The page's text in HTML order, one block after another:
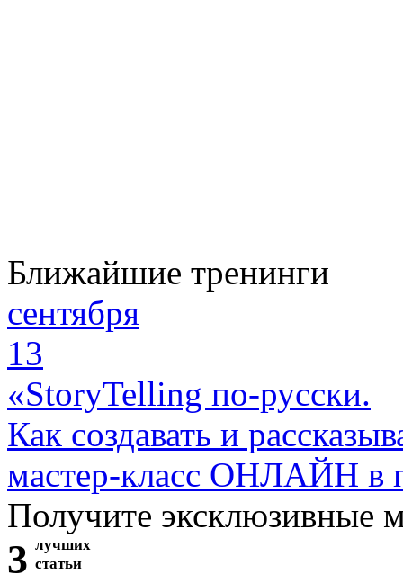
Ближайшие тренинги
сентября
13
«StoryTelling по-русски.
Как создавать и
мастер-класс ОНЛАЙН в
Получите эксклюзивные
3 лучших
статьи